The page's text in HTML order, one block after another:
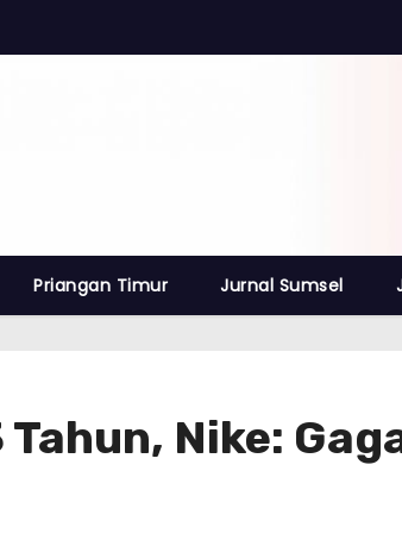
Priangan Timur Jurnal Sumsel
Nike: